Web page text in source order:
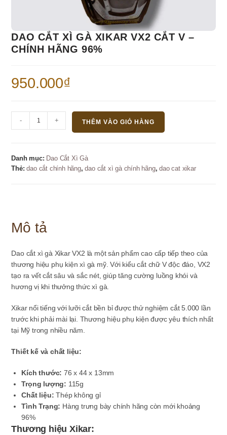
DAO CẮT XÌ GÀ XIKAR VX2 CẮT V –
CHÍNH HÃNG 96%
950.000₫
cắt
Xikar
VX2
hãng
số
lượng
- + THÊM VÀO GIỎ HÀNG
Danh mục: Dao Cắt Xì Gà
Thẻ:dao cắt chính hãng,dao cắt xì gà chính hãng,dao cat xikar
Mô tả
Dao cắt xì gà Xikar VX2 là một sản phẩm cao cấp tiếp theo của
thương hiệu phụ kiện xì gà mỹ. Với kiểu cắt chữ V độc đáo, VX2
tạo ra vết cắt sâu và sắc nét, giúp tăng cường luồng khói và
hương vị khi thưởng thức xì gà.
Xikar nổi tiếng với lưỡi cắt bền bỉ được thử nghiệm cắt 5.000 lần
trước khi phải mài lại. Thương hiệu phụ kiện được yêu thích nhất
tại Mỹ trong nhiều năm.
Thiết kế và chất liệu:
Kích thước: 76 x 44 x 13mm
Trọng lượng: 115g
Chất liệu: Thép không gỉ
Tình Trạng: Hàng trưng bày chính hãng còn mới khoảng
96%
Thương hiệu Xikar: